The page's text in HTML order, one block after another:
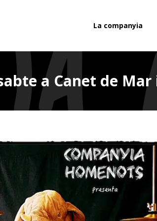
La companyia
a Canet de Mar